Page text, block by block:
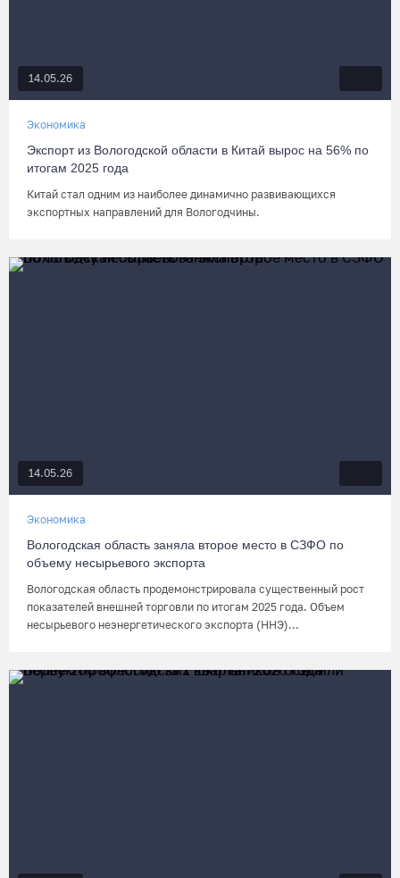
14.05.26
Экономика
Экспорт из Вологодской области в Китай вырос на 56% по
итогам 2025 года
Китай стал одним из наиболее динамично развивающихся
экспортных направлений для Вологодчины.
14.05.26
Экономика
Вологодская область заняла второе место в СЗФО по
объему несырьевого экспорта
Вологодская область продемонстрировала существенный рост
показателей внешней торговли по итогам 2025 года. Объем
несырьевого неэнергетического экспорта (ННЭ)...